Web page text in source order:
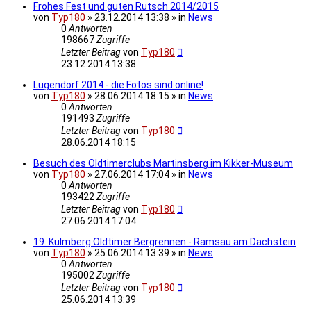
Frohes Fest und guten Rutsch 2014/2015
von Typ180 » 23.12.2014 13:38 » in News
0Antworten
198667Zugriffe
Letzter Beitragvon Typ180
23.12.2014 13:38
Lugendorf 2014 - die Fotos sind online!
von Typ180 » 28.06.2014 18:15 » in News
0Antworten
191493 Zugriffe
Letzter Beitragvon Typ180
28.06.2014 18:15
Besuch des Oldtimerclubs Martinsberg im Kikker-Museum
von Typ180 » 27.06.2014 17:04 » in News
0Antworten
193422Zugriffe
Letzter Beitragvon Typ180
27.06.2014 17:04
19. Kulmberg Oldtimer Bergrennen - Ramsau am Dachstein
von Typ180 » 25.06.2014 13:39 » in News
0Antworten
195002Zugriffe
Letzter Beitragvon Typ180
25.06.2014 13:39